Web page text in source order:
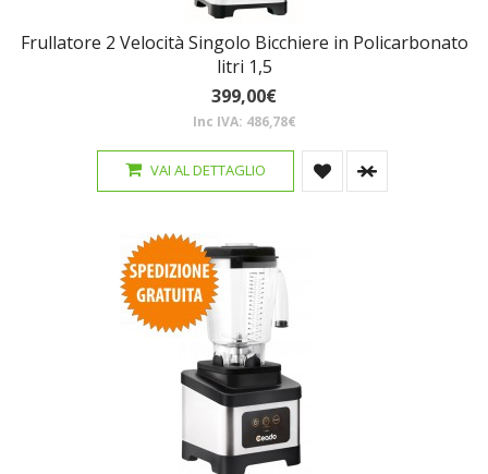
Frullatore 2 Velocità Singolo Bicchiere in Policarbonato
litri 1,5
399,00€
Inc IVA: 486,78€
VAI AL DETTAGLIO